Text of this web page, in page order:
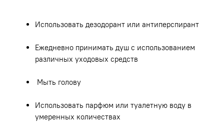
Использовать дезодорант или антиперспирант
Ежедневно принимать душ с использованием
различных уходовых средств
Мыть голову
Использовать парфюм или туалетную воду в
умеренных количествах